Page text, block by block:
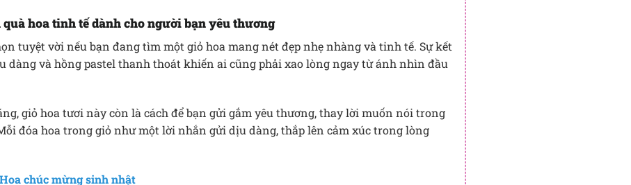
hoa tinh tế dành cho người bạn yêu thương
tuyệt vời nếu bạn đang tìm một giỏ hoa mang nét đẹp nhẹ nhàng và tinh tế. Sự kết
dàng và hồng pastel thanh thoát khiến ai cũng phải xao lòng ngay từ ánh nhìn đầu
giỏ hoa tươi này còn là cách để bạn gửi gắm yêu thương, thay lời muốn nói trong
đóa hoa trong giỏ như một lời nhắn gửi dịu dàng, thắp lên cảm xúc trong lòng
Hoa chúc mừng sinh nhật